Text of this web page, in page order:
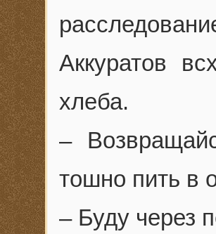
Аккуратов
хлеба.
–
тошно пить в
– Буду через